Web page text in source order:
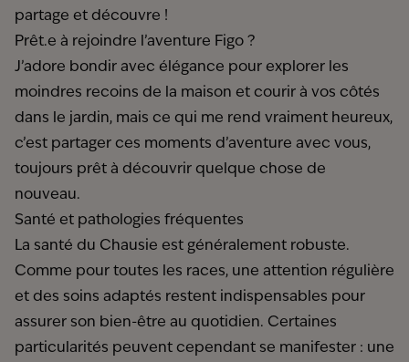
partage et découvre !
Prêt.e à rejoindre l’aventure Figo ?
J’adore bondir avec élégance pour explorer les
moindres recoins de la maison et courir à vos côtés
dans le jardin, mais ce qui me rend vraiment heureux,
c’est partager ces moments d’aventure avec vous,
toujours prêt à découvrir quelque chose de
nouveau.
Santé et pathologies fréquentes
La santé du Chausie est généralement robuste.
Comme pour toutes les races, une attention régulière
et des soins adaptés restent indispensables pour
assurer son bien-être au quotidien. Certaines
particularités peuvent cependant se manifester : une